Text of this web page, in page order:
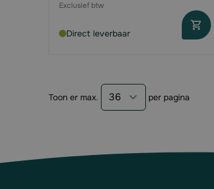
Direct leverbaar
Toon er max. per pagina